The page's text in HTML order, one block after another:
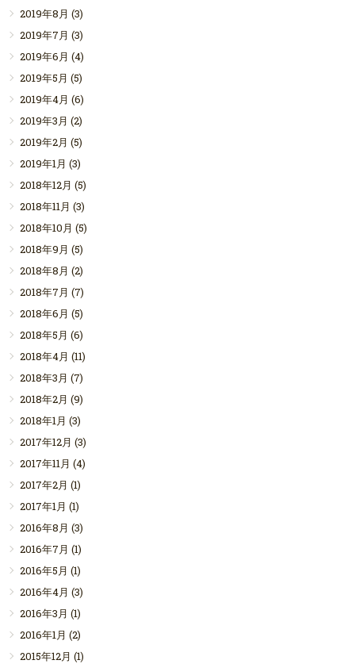
2019年8月 (3)
2019年7月 (3)
2019年6月 (4)
2019年5月 (5)
2019年4月 (6)
2019年3月 (2)
2019年2月 (5)
2019年1月 (3)
2018年12月 (5)
2018年11月 (3)
2018年10月 (5)
2018年9月 (5)
2018年8月 (2)
2018年7月 (7)
2018年6月 (5)
2018年5月 (6)
2018年4月 (11)
2018年3月 (7)
2018年2月 (9)
2018年1月 (3)
2017年12月 (3)
2017年11月 (4)
2017年2月 (1)
2017年1月 (1)
2016年8月 (3)
2016年7月 (1)
2016年5月 (1)
2016年4月 (3)
2016年3月 (1)
2016年1月 (2)
2015年12月 (1)